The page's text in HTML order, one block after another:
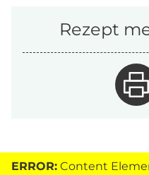
Rezept
ERROR: Content